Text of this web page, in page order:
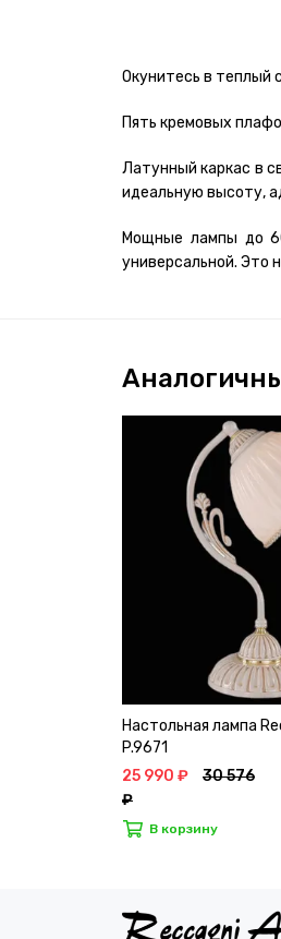
Окунитесь в теплый
Пять кремовых
Латунный каркас в
идеальную высоту,
Мощные лампы до
универсальной. Это
Настольная лампа
P.9671
25 990 ₽
30 576
₽
В корзину